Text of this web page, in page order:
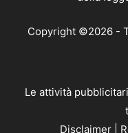
Copyright ©2026 -
Le attività
Disclaimer|